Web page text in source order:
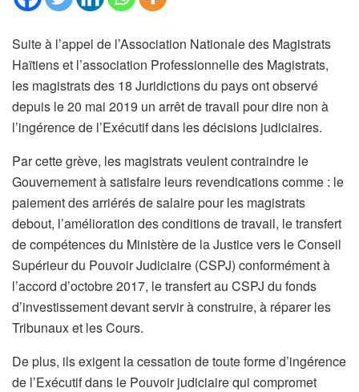
Suite à l’appel de l’Association Nationale des Magistrats
Haïtiens et l’association Professionnelle des Magistrats,
les magistrats des 18 Juridictions du pays ont observé
depuis le 20 mai 2019 un arrêt de travail pour dire non à
l’ingérence de l’Exécutif dans les décisions judiciaires.
Par cette grève, les magistrats veulent contraindre le
Gouvernement à satisfaire leurs revendications comme : le
paiement des arriérés de salaire pour les magistrats
debout, l’amélioration des conditions de travail, le transfert
de compétences du Ministère de la Justice vers le Conseil
Supérieur du Pouvoir Judiciaire (CSPJ) conformément à
l’accord d’octobre 2017, le transfert au CSPJ du fonds
d’investissement devant servir à construire, à réparer les
Tribunaux et les Cours.
De plus, ils exigent la cessation de toute forme d’ingérence
de l’Exécutif dans le Pouvoir judiciaire qui compromet